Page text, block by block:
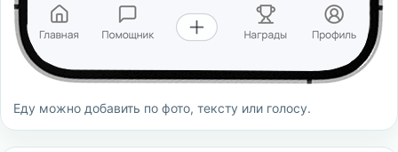
Еду можно добавить по фото, тексту или голосу.